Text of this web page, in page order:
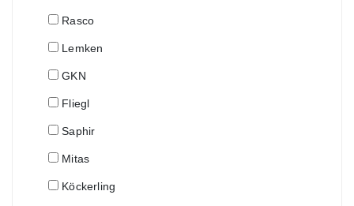
Rasco
Lemken
GKN
Fliegl
Saphir
Mitas
Köckerling